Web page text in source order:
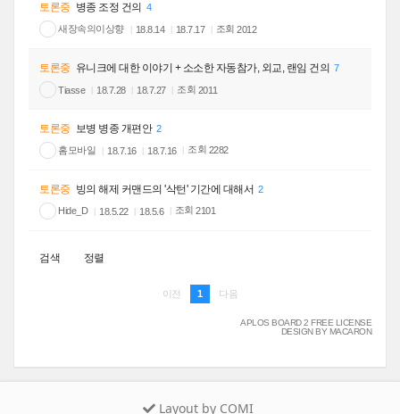
토론중 병종 조정 건의
4
새장속의이상향
18.8.14 18.7.17 조회2012
토론중 유니크에 대한 이야기 + 소소한 자동참가, 외교, 랜임 건의 7
Tiasse 18.7.28 18.7.27 조회 2011
토론중 보병 병종 개편안 2
홈모바일
18.7.16 18.7.16 조회 2282
토론중 빙의 해제 커맨드의 '삭턴' 기간에 대해서 2
Hide_D 18.5.22 18.5.6 조회2101
검색 정렬
이전 1 다음
APLOS BOARD 2 FREE LICENSE
DESIGN BY MACARON
Layout by COMI